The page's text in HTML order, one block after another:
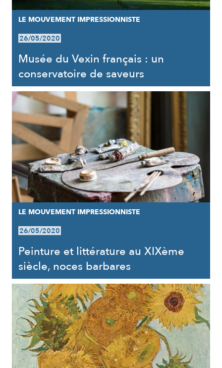
LE MOUVEMENT IMPRESSIONNISTE
26/05/2020
Musée du Vexin français : un
conservatoire de saveurs
LE MOUVEMENT IMPRESSIONNISTE
26/05/2020
Peinture et littérature au XIXème
siècle, noces barbares